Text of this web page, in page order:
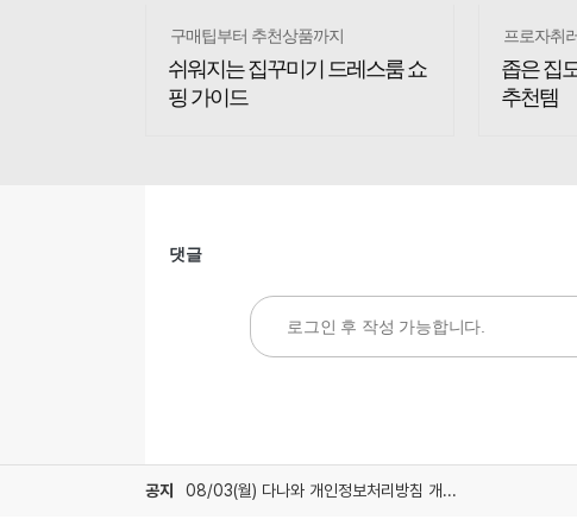
댓글
공지 08/03(월) 다나와 개인정보처리방침 개정 안내